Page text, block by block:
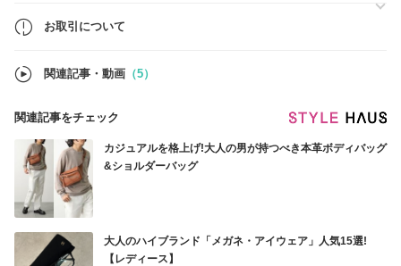
おしゃれをもっと楽んでください＾ｖ＾♡
お誕生日・通常ラッピングと承ります♡
ヤマト運輸 - 宅急便 (送料無料)(沖縄・離島除く)+ギフト) をご選択
ください。
(必ずご選択ください)
ご選択が無い場合は通常発送となります。
※輸入品の為、ショッパーは付属致しません。
◎お届けについて
お取引について
関連記事・動画 （5）
関連記事をチェック
カジュアルを格上げ!大人の男が持つべき本革ボディバッグ
&ショルダーバッグ
大人のハイブランド「メガネ・アイウェア」人気15選!
【レディース】